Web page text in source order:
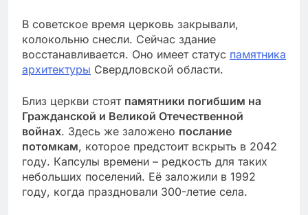
В советское время церковь закрывали,
колокольню снесли. Сейчас здание
восстанавливается. Оно имеет статус памятника
архитектуры Свердловской области.
Близ церкви стоят памятники погибшим на
Гражданской и Великой Отечественной
войнах. Здесь же заложено послание
потомкам, которое предстоит вскрыть в 2042
году. Капсулы времени – редкость для таких
небольших поселений. Её заложили в 1992
году, когда праздновали 300-летие села.